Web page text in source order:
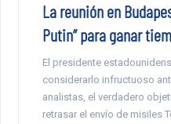
La reunión en
Putin” para ganar
El presidente
considerarlo infructuoso
analistas, el verdadero
retrasar el envío de misiles